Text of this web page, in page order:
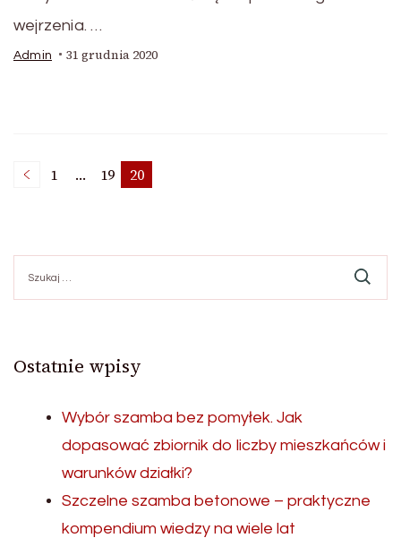
wejrzenia. …
Admin 31 grudnia 2020
Stronicowanie
wpisów
Strona
1 … Strona
19 Strona
20
Ostatnie wpisy
Wybór szamba bez pomyłek. Jak
dopasować zbiornik do liczby mieszkańców i
warunków działki?
Szczelne szamba betonowe – praktyczne
kompendium wiedzy na wiele lat